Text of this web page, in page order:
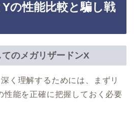
の性能比較と騙し戦
のメガリザードンX
く理解するためには、まずリ
性能を正確に把握しておく必要